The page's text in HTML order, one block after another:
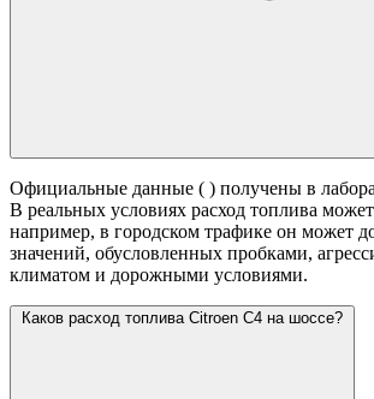
Официальные данные ( ) получены в
В реальных условиях расход топлива
например, в городском трафике он может
значений, обусловленных пробками,
климатом и дорожными условиями.
Каков расход топлива Citroen C4 на шоссе?